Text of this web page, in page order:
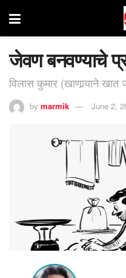
जेवण बनवण्याचे
विलास कुमार (खाणार्‍याने खात
by marmik June 2,